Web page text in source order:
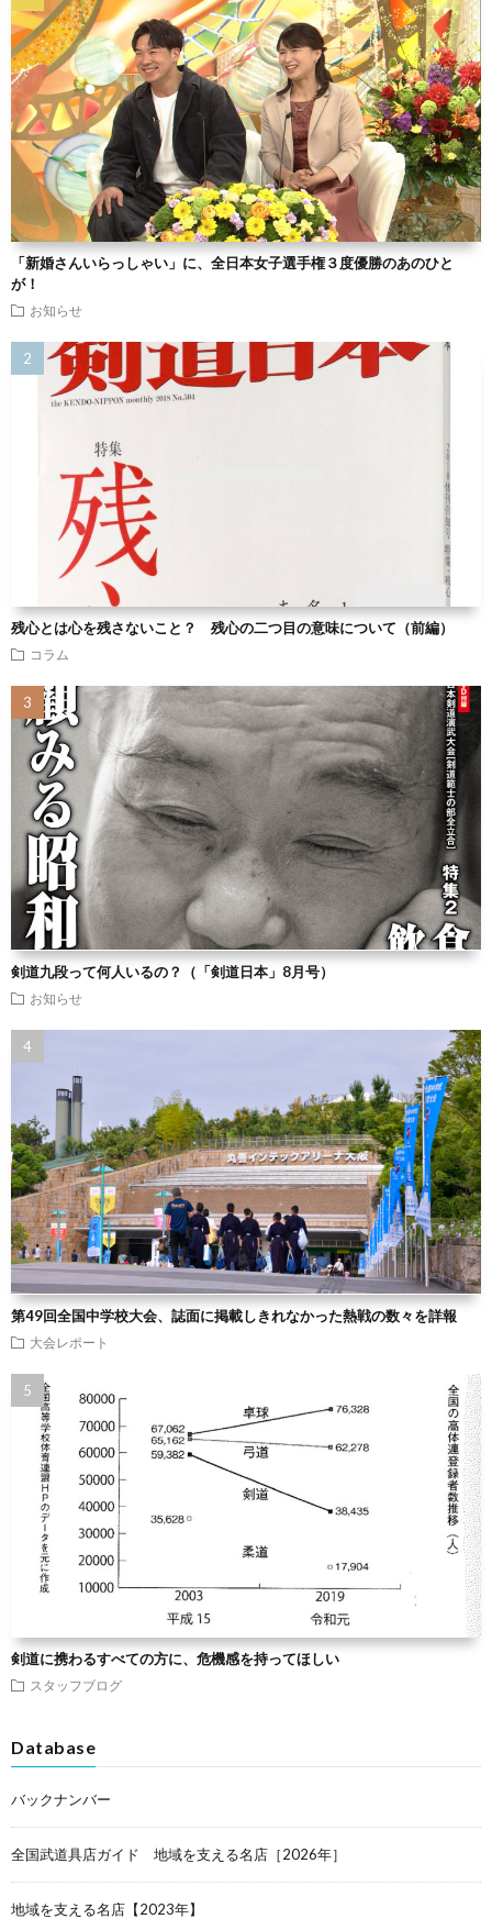
「新婚さんいらっしゃい」に、全日本女子選手権３度優勝のあのひと
が！
お知らせ
残心とは心を残さないこと？ 残心の二つ目の意味について（前編）
コラム
剣道九段って何人いるの？（「剣道日本」8月号）
お知らせ
第49回全国中学校大会、誌面に掲載しきれなかった熱戦の数々を詳報
大会レポート
剣道に携わるすべての方に、危機感を持ってほしい
スタッフブログ
Database
バックナンバー
全国武道具店ガイド 地域を支える名店［2026年］
地域を支える名店【2023年】